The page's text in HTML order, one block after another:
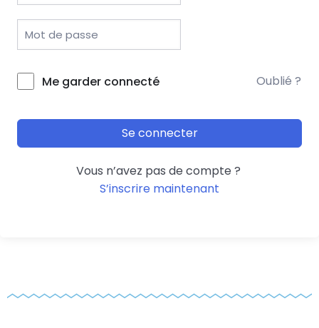
Me garder connecté Oublié ?
Se connecter
Vous n’avez pas de compte ?
S’inscrire maintenant